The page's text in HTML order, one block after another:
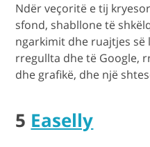
Ndër veçoritë e tij
sfond, shabllone të
ngarkimit dhe ruajtjes së
rregullta dhe të Google,
dhe grafikë, dhe një
5 Easelly